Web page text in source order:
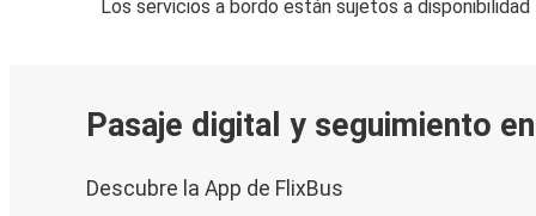
Los servicios a bordo están sujetos a disponibilidad
Pasaje digital y seguimiento
Descubre la App de FlixBus